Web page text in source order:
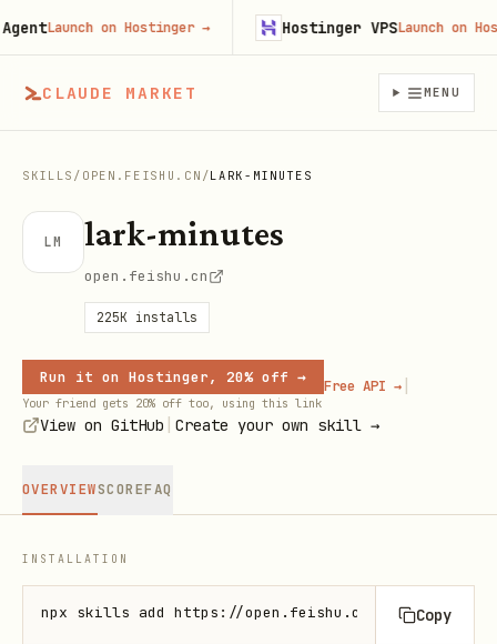
CLAUDE MARKET MENU
SKILLS / OPEN.FEISHU.CN /LARK-MINUTES
LM lark-minutes
open.feishu.cn
225K installs
Run it on Hostinger, 20% off →
Your friend gets 20% off too, using this link
Free API → |
View on GitHub Create your own skill →
OVERVIEWSCOREFAQ
INSTALLATION
npx skills add https://open.feishu.cn --skill lark-
Copy
Launch on Hostinger→ Hostinger VPS Launch on